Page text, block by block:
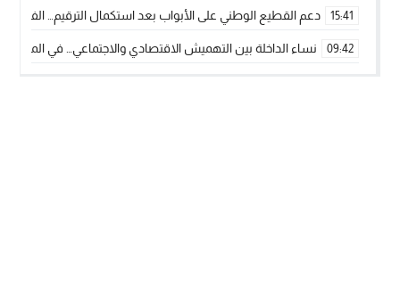
15:41 دعم القطيع الوطني على الأبواب بعد استكمال الترقيم…
09:42 نساء الداخلة بين التهميش الاقتصادي والاجتماعي… في المؤسسات